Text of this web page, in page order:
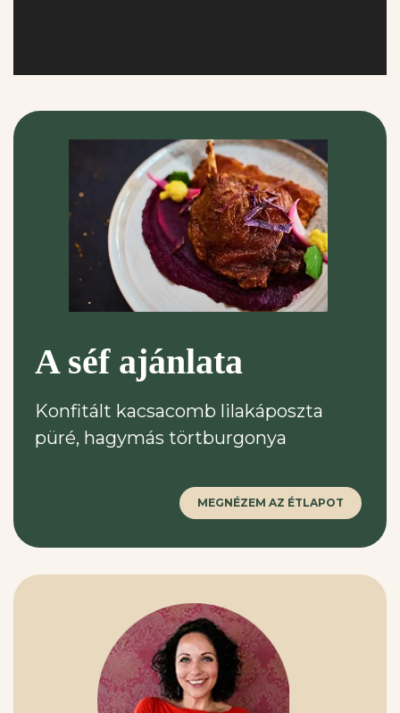
A séf ajánlata
Konfitált kacsacomb lilakáposzta
püré, hagymás törtburgonya
MEGNÉZEM AZ ÉTLAPOT